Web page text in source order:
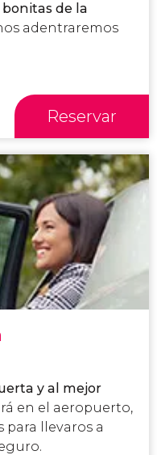
bonitas de la
adentraremos
Reservar
y al mejor
en el aeropuerto,
para llevaros a